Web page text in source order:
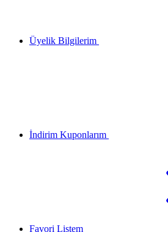
Üyelik Bilgilerim
İndirim Kuponlarım
Favori Listem